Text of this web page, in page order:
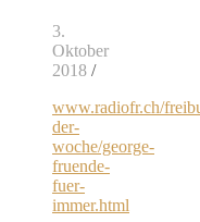
3.
Oktober
2018 /
www.radiofr.ch/
der-
woche/george-
fruende-
fuer-
immer.html